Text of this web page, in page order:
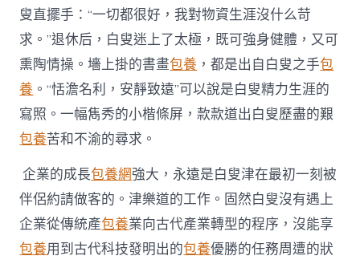
叟直擺手：“一切都很好，我對物資生涯沒什么苛
求。”退休后，白叟迷上了太極，既可強身健體，又可
熏陶情操。墻上掛的書畫包養 ，都是出自白叟之手包
養 。“恬澹名利，安靜致遠”可以說是白叟精力生涯的
寫照。一幅雋秀的小楷條屏，款款道出白叟歷盡的艱
包養苦和不渝的尋求。
企業的成長包養網強大，永遠是白叟津在最初一刻被
伴侶約請做客的。津樂道的工作。固然白叟沒有遇上
企業從傳統產包養業向古代產業轉型的程序，沒能享
包養用到古代科技發明出的包養優勝的任務周遭的狀